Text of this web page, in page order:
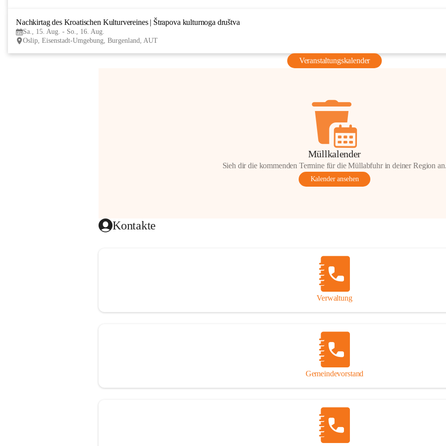
Nachkirtag des Kroatischen Kulturvereines | Štrapova kulturnoga društva
Sa., 15. Aug. - So., 16. Aug.
Oslip, Eisenstadt-Umgebung, Burgenland, AUT
Veranstaltungskalender
Müllkalender
Sieh dir die kommenden Termine für die Müllabfuhr in deiner Region an.
Kalender ansehen
Kontakte
Verwaltung
Gemeindevorstand